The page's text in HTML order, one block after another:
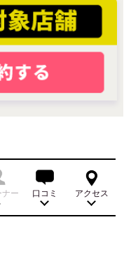
ナー 口コミ アクセス